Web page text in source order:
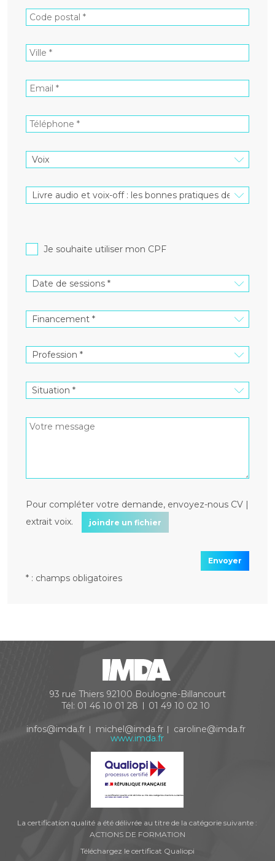
Je souhaite utiliser mon CPF
Pour compléter votre demande, envoyez-nous CV |
extrait voix.
joindre un fichier
Envoyer
* : champs obligatoires
93 rue Thiers 92100 Boulogne-Billancourt
Tél: 01 46 10 01 28 01 49 10 02 10
infos@imda.fr michel@imda.fr caroline@imda.fr
www.imda.fr
La certification qualité a été délivrée au titre de la catégorie suivante :
ACTIONS DE FORMATION
Téléchargez le certificat Qualiopi